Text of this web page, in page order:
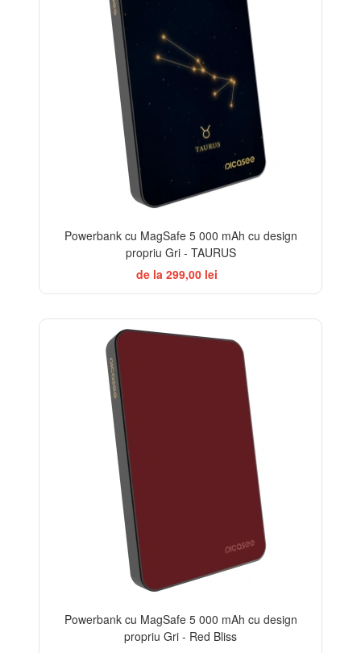
Powerbank cu MagSafe 5 000 mAh cu design
propriu Gri - TAURUS
de la 299,00 lei
Powerbank cu MagSafe 5 000 mAh cu design
propriu Gri - Red Bliss